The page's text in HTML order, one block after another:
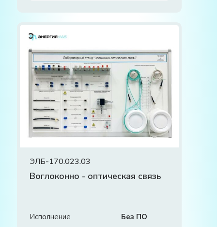
ЭЛБ-170.023.03
Воглоконно - оптическая связь
Исполнение Без ПО